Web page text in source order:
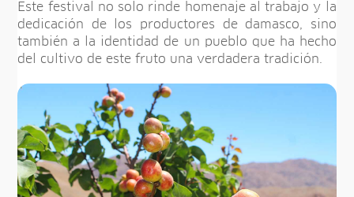
Este festival no solo rinde homenaje al trabajo y la
dedicación de los productores de damasco, sino
también a la identidad de un pueblo que ha hecho
del cultivo de este fruto una verdadera tradición.